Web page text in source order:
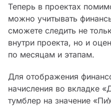
Теперь в проектах
можно учитывать
сможете следить не
внутри проекта, но и
по месяцам и этапам.
Для отображения
начисления во вкладке
тумблер на значение